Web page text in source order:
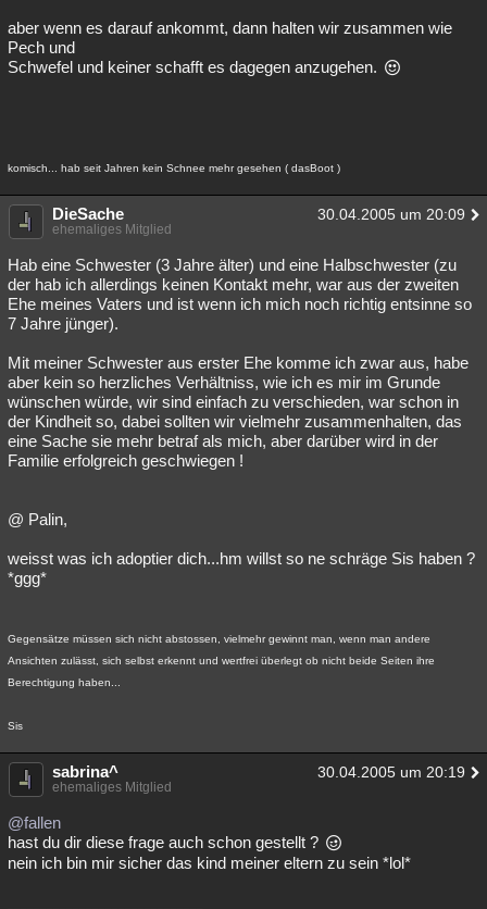
aber wenn es darauf ankommt, dann halten wir zusammen wie
Pech und
Schwefel und keiner schafft es dagegen anzugehen.
komisch... hab seit Jahren kein Schnee mehr gesehen ( dasBoot )
DieSache 30.04.2005 um 20:09
ehemaliges Mitglied
Hab eine Schwester (3 Jahre älter) und eine Halbschwester (zu
der hab ich allerdings keinen Kontakt mehr, war aus der zweiten
Ehe meines Vaters und ist wenn ich mich noch richtig entsinne so
7 Jahre jünger).
Mit meiner Schwester aus erster Ehe komme ich zwar aus, habe
aber kein so herzliches Verhältniss, wie ich es mir im Grunde
wünschen würde, wir sind einfach zu verschieden, war schon in
der Kindheit so, dabei sollten wir vielmehr zusammenhalten, das
eine Sache sie mehr betraf als mich, aber darüber wird in der
Familie erfolgreich geschwiegen !
@ Palin,
weisst was ich adoptier dich...hm willst so ne schräge Sis haben ?
*ggg*
Gegensätze müssen sich nicht abstossen, vielmehr gewinnt man, wenn man andere
Ansichten zulässt, sich selbst erkennt und wertfrei überlegt ob nicht beide Seiten ihre
Berechtigung haben...
Sis
sabrina^ 30.04.2005 um 20:19
ehemaliges Mitglied
@fallen
hast du dir diese frage auch schon gestellt ?
nein ich bin mir sicher das kind meiner eltern zu sein *lol*